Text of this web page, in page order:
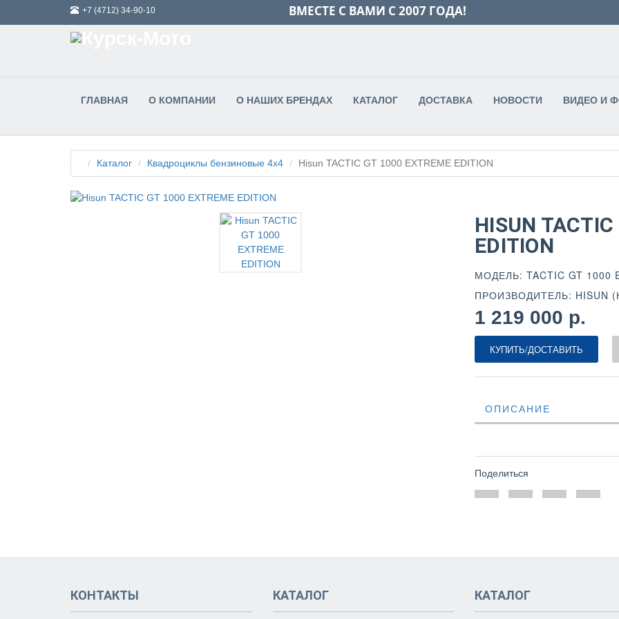
+7 (4712) 34-90-10 ВМЕСТЕ С ВАМИ С 2007 ГОДА!
ГЛАВНАЯ О КОМПАНИИ О НАШИХ БРЕНДАХ КАТАЛОГ ДОСТАВКА НОВОСТИ ВИДЕО И
Каталог Квадроциклы бензиновые 4х4 Hisun TACTIC GT 1000 EXTREME EDITION
HISUN
EDITION
МОДЕЛЬ: TACTIC GT 1000
ПРОИЗВОДИТЕЛЬ: HISUN
1 219 000 р.
КУПИТЬ/ДОСТАВИТЬ
ОПИСАНИЕ
Поделиться
КОНТАКТЫ КАТАЛОГ КАТАЛОГ